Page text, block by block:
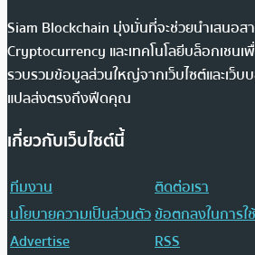
Siam Blockchain มุ่งมั่นที่จะช่วยนำเสนอส
Cryptocurrency และเทคโนโลยีบล็อกเชนเ
รวบรวมข้อมูลส่วนใหญ่จากเว็บไซต์และเว็บ
แปลส่งตรงถึงฟีดคุณ
เกี่ยวกับเว็บไซต์นี้
ทีมงาน
ติดต่อเรา
นโยบายความเป็นส่วนตัวข้อตกลงในการใ
Advertise
RSS